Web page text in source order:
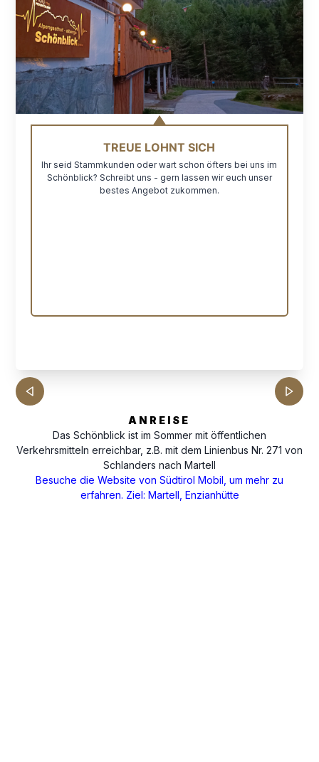
TREUE LOHNT SICH
Ihr seid Stammkunden oder wart schon öfters bei uns im
Schönblick? Schreibt uns - gern lassen wir euch unser
bestes Angebot zukommen.
ANREISE
Das Schönblick ist im Sommer mit öffentlichen
Verkehrsmitteln erreichbar, z.B. mit dem Linienbus Nr. 271 von
Schlanders nach Martell
Besuche die Website von Südtirol Mobil, um mehr zu
erfahren. Ziel: Martell, Enzianhütte